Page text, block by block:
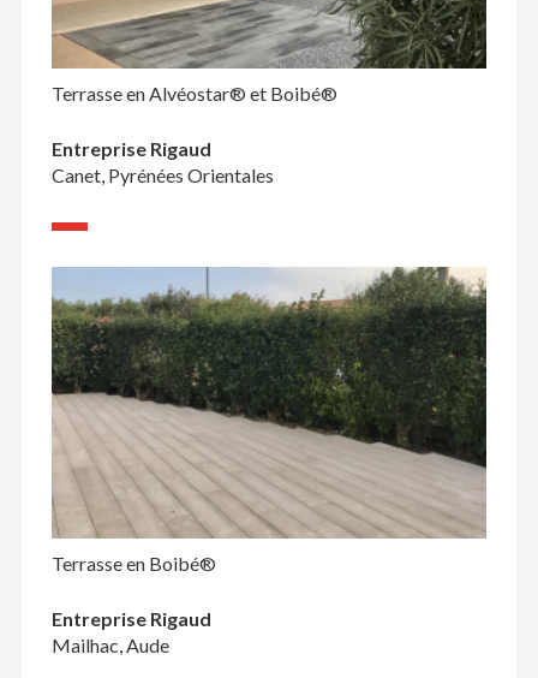
Terrasse en Alvéostar® et Boibé®
Entreprise Rigaud
Canet, Pyrénées Orientales
Terrasse en Boibé®
Entreprise Rigaud
Mailhac, Aude